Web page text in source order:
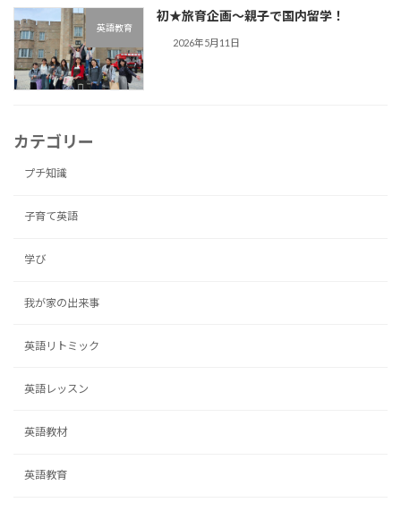
英語教育
初★旅育企画～親子で国内留学！
2026年5月11日
カテゴリー
プチ知識
子育て英語
学び
我が家の出来事
英語リトミック
英語レッスン
英語教材
英語教育